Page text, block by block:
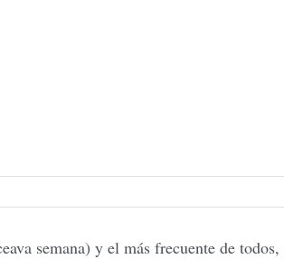
semana) y el más frecuente de